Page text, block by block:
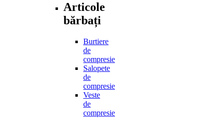
Articole
bărbați
Burtiere
de
compresie
Salopete
de
compresie
Veste
de
compresie